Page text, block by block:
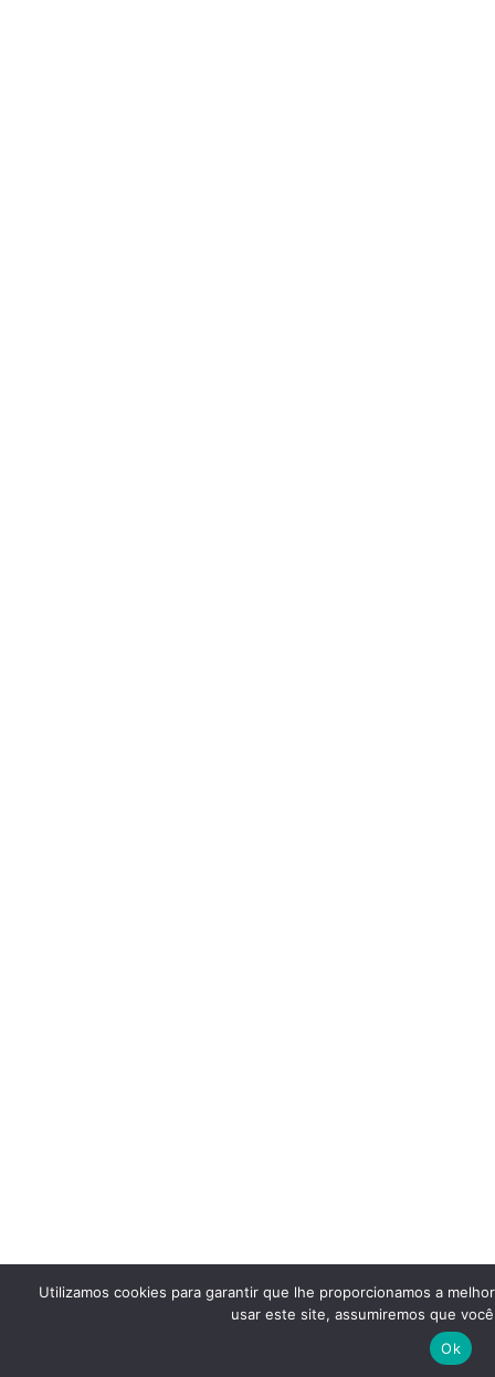
Utilizamos cookies para garantir que lhe proporcionamos a
usar este site, assumiremos que
Ok